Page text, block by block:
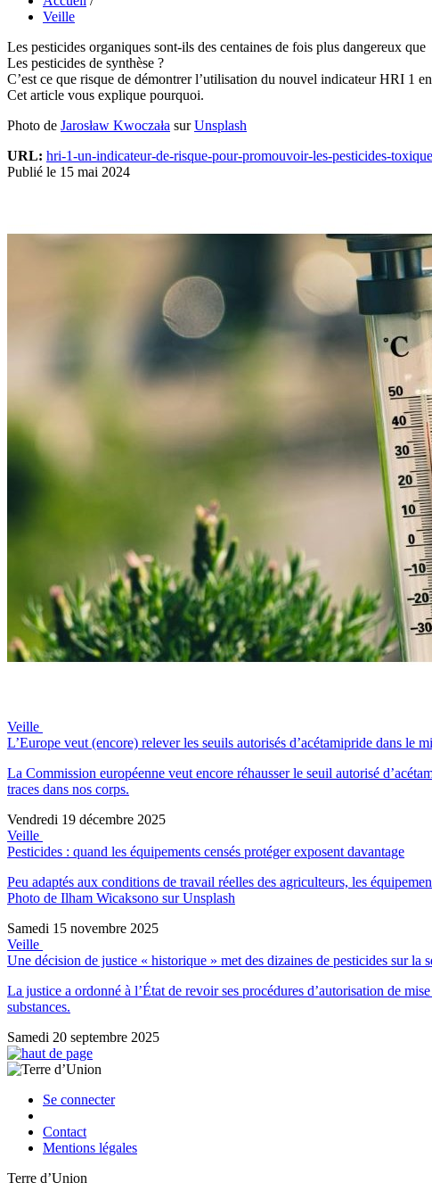
Veille
Les pesticides organiques sont-ils des centaines de fois plus dangereux que
Les pesticides de synthèse ?
C’est ce que risque de démontrer l’utilisation du nouvel indicateur HRI 1
Cet article vous explique pourquoi.
Photo de Jarosław Kwoczała surUnsplash
URL: hri-1-un-indicateur-de-risque-pour-promouvoir-les-pesticides-
Publié le 15 mai 2024
Veille
L’Europe veut (encore) relever les seuils autorisés d’acétamipride dans le
La Commission européenne veut encore réhausser le seuil autorisé
traces dans nos corps.
Vendredi 19 décembre 2025
Veille
Pesticides : quand les équipements censés protéger exposent davantage
Peu adaptés aux conditions de travail réelles des agriculteurs, les
Photo de Ilham Wicaksono sur Unsplash
Samedi 15 novembre 2025
Veille
Une décision de justice « historique » met des dizaines de pesticides sur la
La justice a ordonné à l’État de revoir ses procédures d’autorisation de
substances.
Samedi 20 septembre 2025
Se connecter
Contact
Mentions légales
Terre d’Union